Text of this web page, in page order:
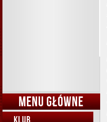
MENU GŁÓWNE
KLUB